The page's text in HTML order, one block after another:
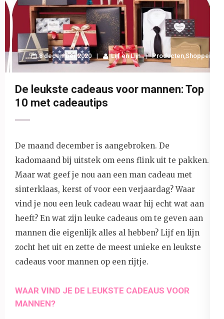
8 december 2020 Lijf en Lijn Producten,Shoppen
De leukste cadeaus voor mannen: Top
10 met cadeautips
De maand december is aangebroken. De
kadomaand bij uitstek om eens flink uit te pakken.
Maar wat geef je nou aan een man cadeau met
sinterklaas, kerst of voor een verjaardag? Waar
vind je nou een leuk cadeau waar hij echt wat aan
heeft? En wat zijn leuke cadeaus om te geven aan
mannen die eigenlijk alles al hebben? Lijf en lijn
zocht het uit en zette de meest unieke en leukste
cadeaus voor mannen op een rijtje.
WAAR VIND JE DE LEUKSTE CADEAUS VOOR
MANNEN?